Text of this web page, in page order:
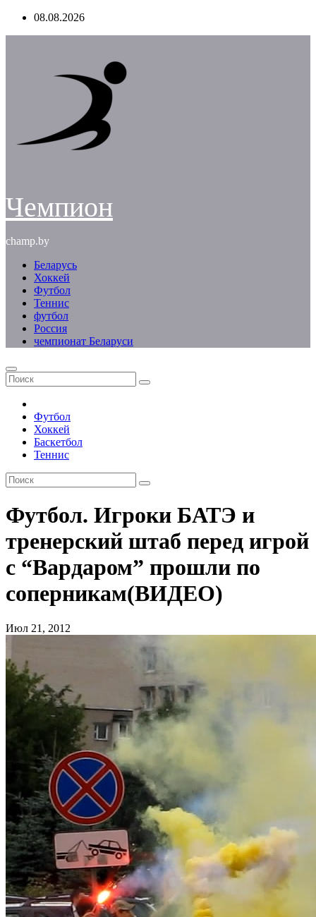
Перейти08.08.2026
Чемпион
champ.by
Беларусь
Хоккей
Футбол
Теннис
футбол
Россия
чемпионат Беларуси
Футбол
Хоккей
Баскетбол
Теннис
Футбол. Игроки БАТЭ и
тренерский штаб перед игрой
с “Вардаром” прошли по
соперникам(ВИДЕО)
Июл 21, 2012